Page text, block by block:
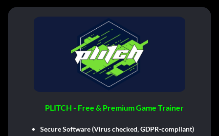
PLITCH - Free & Premium Game Trainer
Secure Software (Virus checked, GDPR-compliant)